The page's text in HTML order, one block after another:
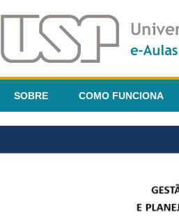
SOBRE COMO FUNCIONA